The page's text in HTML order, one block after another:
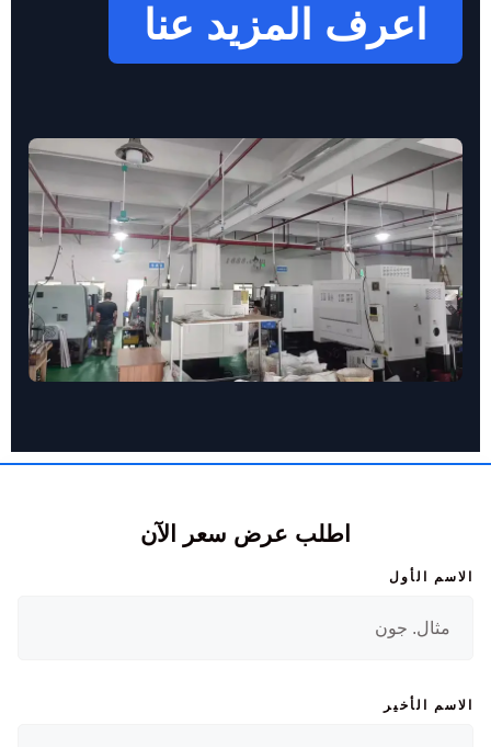
اعرف المزيد عنا
اطلب عرض سعر الآن
الاسم الأول
الاسم الأخير